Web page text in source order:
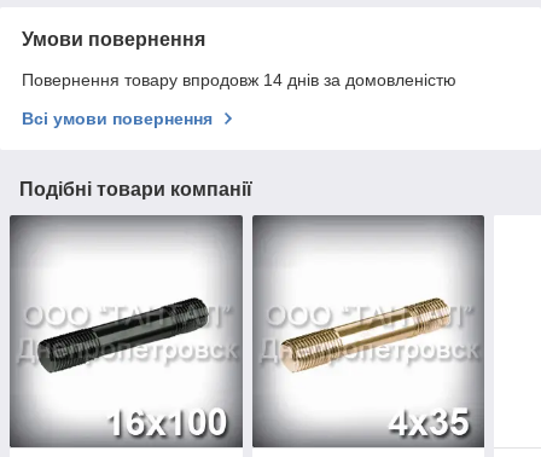
Умови повернення
Повернення товару впродовж 14 днів за домовленістю
Всі умови повернення
Подібні товари компанії